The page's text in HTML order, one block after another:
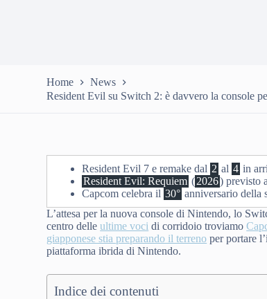
Home
News
Resident Evil su Switch 2: è davvero la console
Resident Evil 7 e remake dal 2 al 4 in
Resident Evil: Requiem (2026) previsto
Capcom celebra il 30° anniversario della
L’attesa per la nuova console di Nintendo, lo
centro delleultime voci di corridoio troviamo
giapponese stia preparando il terreno per portare
piattaforma ibrida di Nintendo.
Indice dei contenuti